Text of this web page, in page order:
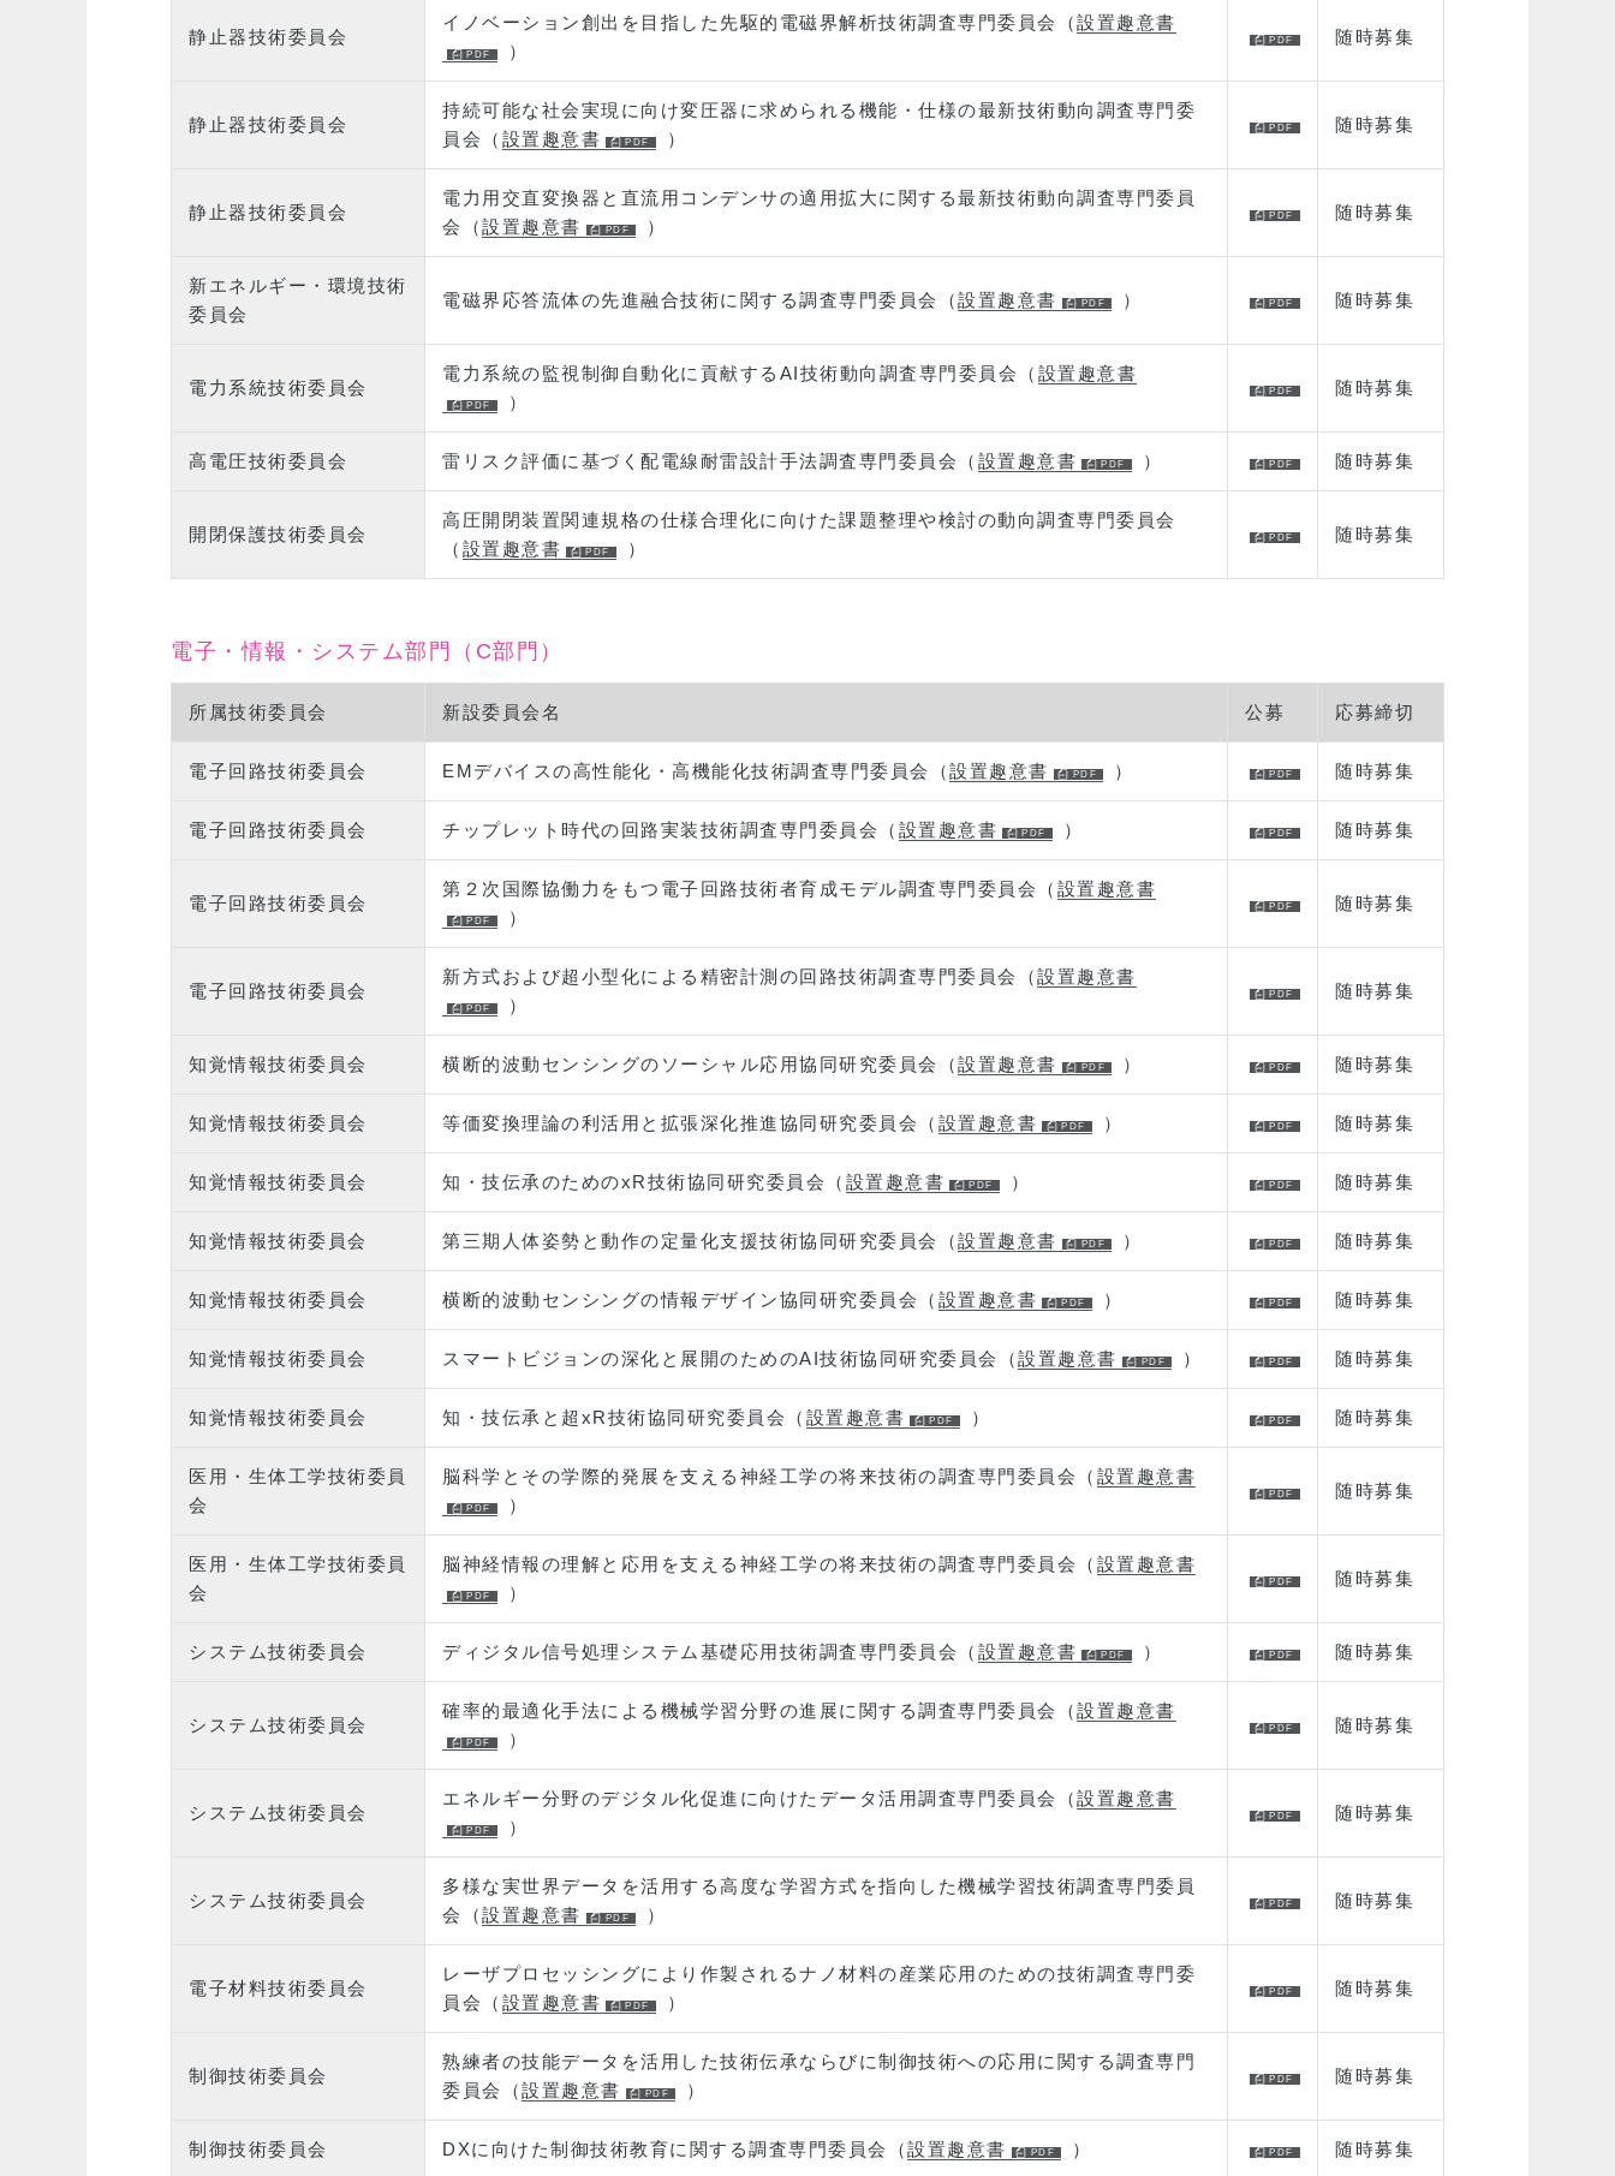
静止器技術委員会
イノベーション創出を目指した先駆的電磁界解析技術調査専門委員会（設置趣意書
）
随時募集
静止器技術委員会
持続可能な社会実現に向け変圧器に求められる機能・仕様の最新技術動向調査専門委
員会（ 設置趣意書 ）
随時募集
静止器技術委員会
電力用交直変換器と直流用コンデンサの適用拡大に関する最新技術動向調査専門委員
会（設置趣意書 ）
随時募集
新エネルギー・環境技術
委員会
電磁界応答流体の先進融合技術に関する調査専門委員会（設置趣意書 ） 随時募集
電力系統技術委員会
電力系統の監視制御自動化に貢献するAI技術動向調査専門委員会（ 設置趣意書
）
随時募集
高電圧技術委員会 雷リスク評価に基づく配電線耐雷設計手法調査専門委員会（ 設置趣意書 ） 随時募集
開閉保護技術委員会
高圧開閉装置関連規格の仕様合理化に向けた課題整理や検討の動向調査専門委員会
（ 設置趣意書 ）
随時募集
電子・情報・システム部門（C部門）
所属技術委員会 新設委員会名 公募 応募締切
電子回路技術委員会 EMデバイスの高性能化・高機能化技術調査専門委員会（設置趣意書 ） 随時募集
電子回路技術委員会 チップレット時代の回路実装技術調査専門委員会（ 設置趣意書 ） 随時募集
電子回路技術委員会
第２次国際協働力をもつ電子回路技術者育成モデル調査専門委員会（ 設置趣意書
）
随時募集
電子回路技術委員会
新方式および超小型化による精密計測の回路技術調査専門委員会（設置趣意書
）
随時募集
知覚情報技術委員会 横断的波動センシングのソーシャル応用協同研究委員会（設置趣意書 ） 随時募集
知覚情報技術委員会 等価変換理論の利活用と拡張深化推進協同研究委員会（ 設置趣意書 ） 随時募集
知覚情報技術委員会 知・技伝承のためのxR技術協同研究委員会（ 設置趣意書 ） 随時募集
知覚情報技術委員会 第三期人体姿勢と動作の定量化支援技術協同研究委員会（設置趣意書 ） 随時募集
知覚情報技術委員会 横断的波動センシングの情報デザイン協同研究委員会（ 設置趣意書 ） 随時募集
知覚情報技術委員会 スマートビジョンの深化と展開のためのAI技術協同研究委員会（設置趣意書 ） 随時募集
知覚情報技術委員会 知・技伝承と超xR技術協同研究委員会（ 設置趣意書 ） 随時募集
医用・生体工学技術委員
会
脳科学とその学際的発展を支える神経工学の将来技術の調査専門委員会（ 設置趣意書
）
随時募集
医用・生体工学技術委員
会
脳神経情報の理解と応用を支える神経工学の将来技術の調査専門委員会（ 設置趣意書
）
随時募集
システム技術委員会 ディジタル信号処理システム基礎応用技術調査専門委員会（ 設置趣意書 ） 随時募集
システム技術委員会
確率的最適化手法による機械学習分野の進展に関する調査専門委員会（設置趣意書
）
随時募集
システム技術委員会
エネルギー分野のデジタル化促進に向けたデータ活用調査専門委員会（設置趣意書
）
随時募集
システム技術委員会
多様な実世界データを活用する高度な学習方式を指向した機械学習技術調査専門委員
会（設置趣意書 ）
随時募集
電子材料技術委員会
レーザプロセッシングにより作製されるナノ材料の産業応用のための技術調査専門委
員会（ 設置趣意書 ）
随時募集
制御技術委員会
熟練者の技能データを活用した技術伝承ならびに制御技術への応用に関する調査専門
委員会（設置趣意書 ）
随時募集
制御技術委員会 DXに向けた制御技術教育に関する調査専門委員会（設置趣意書 ） 随時募集